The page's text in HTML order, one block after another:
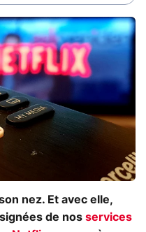
nez. Et avec elle,
de nos services